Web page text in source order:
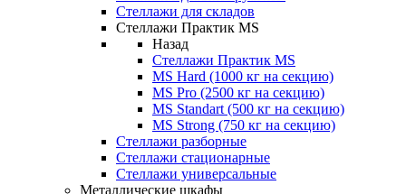
Стеллажи для складов
Стеллажи Практик MS
Назад
Стеллажи Практик MS
MS Hard (1000 кг на секцию)
MS Pro (2500 кг на секцию)
MS Standart (500 кг на секцию)
MS Strong (750 кг на секцию)
Стеллажи разборные
Стеллажи стационарные
Стеллажи универсальные
Металлические шкафы